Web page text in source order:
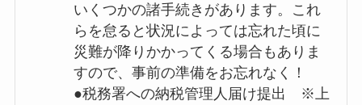
いくつかの諸手続きがあります。これ
らを怠ると状況によっては忘れた頃に
災難が降りかかってくる場合もありま
すので、事前の準備をお忘れなく！
●税務署への納税管理人届け提出 ※上